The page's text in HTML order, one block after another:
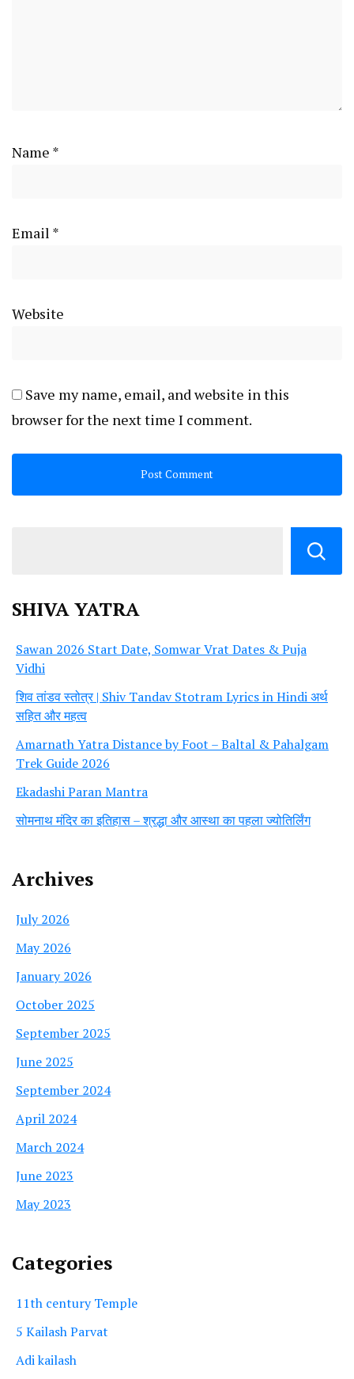
Name *
Email *
Website
Save my name, email, and website in this
browser for the next time I comment.
SHIVA YATRA
Sawan 2026 Start Date, Somwar Vrat Dates & Puja
Vidhi
शिव तांडव स्तोत्र | Shiv Tandav Stotram Lyrics in Hindi अर्थ
सहित और महत्व
Amarnath Yatra Distance by Foot – Baltal & Pahalgam
Trek Guide 2026
Ekadashi Paran Mantra
सोमनाथ मंदिर का इतिहास – श्रद्धा और आस्था का पहला ज्योतिर्लिंग
Archives
July 2026
May 2026
January 2026
October 2025
September 2025
June 2025
September 2024
April 2024
March 2024
June 2023
May 2023
Categories
11th century Temple
5 Kailash Parvat
Adi kailash